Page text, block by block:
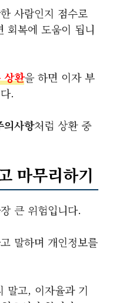
사람인지 점수로
회복에 도움이 됩니
상환을 하면 이자 부
.
의사항처럼 상환 중
마무리하기
큰 위험입니다.
말하며 개인정보를
말고, 이자율과 기